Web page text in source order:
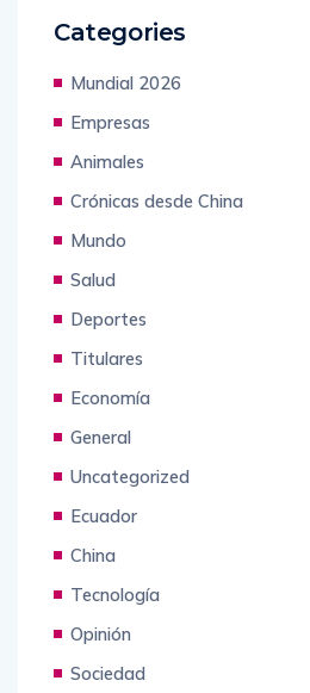
Categories
Mundial 2026
Empresas
Animales
Crónicas desde China
Mundo
Salud
Deportes
Titulares
Economía
General
Uncategorized
Ecuador
China
Tecnología
Opinión
Sociedad